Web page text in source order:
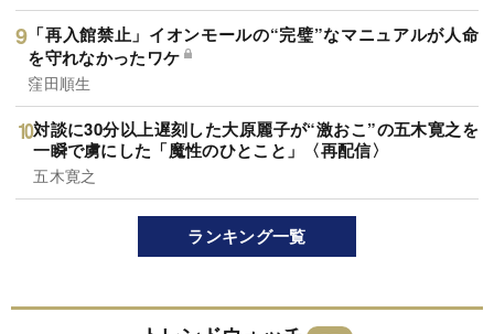
「再入館禁止」イオンモールの“完璧”なマニュアルが人命
を守れなかったワケ
窪田順生
対談に30分以上遅刻した大原麗子が“激おこ”の五木寛之を
一瞬で虜にした「魔性のひとこと」〈再配信〉
五木寛之
ランキング一覧